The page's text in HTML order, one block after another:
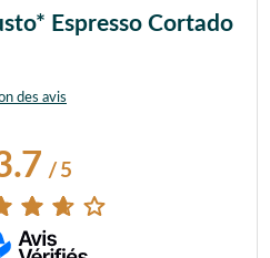
Espresso Cortado
des avis
/ 5